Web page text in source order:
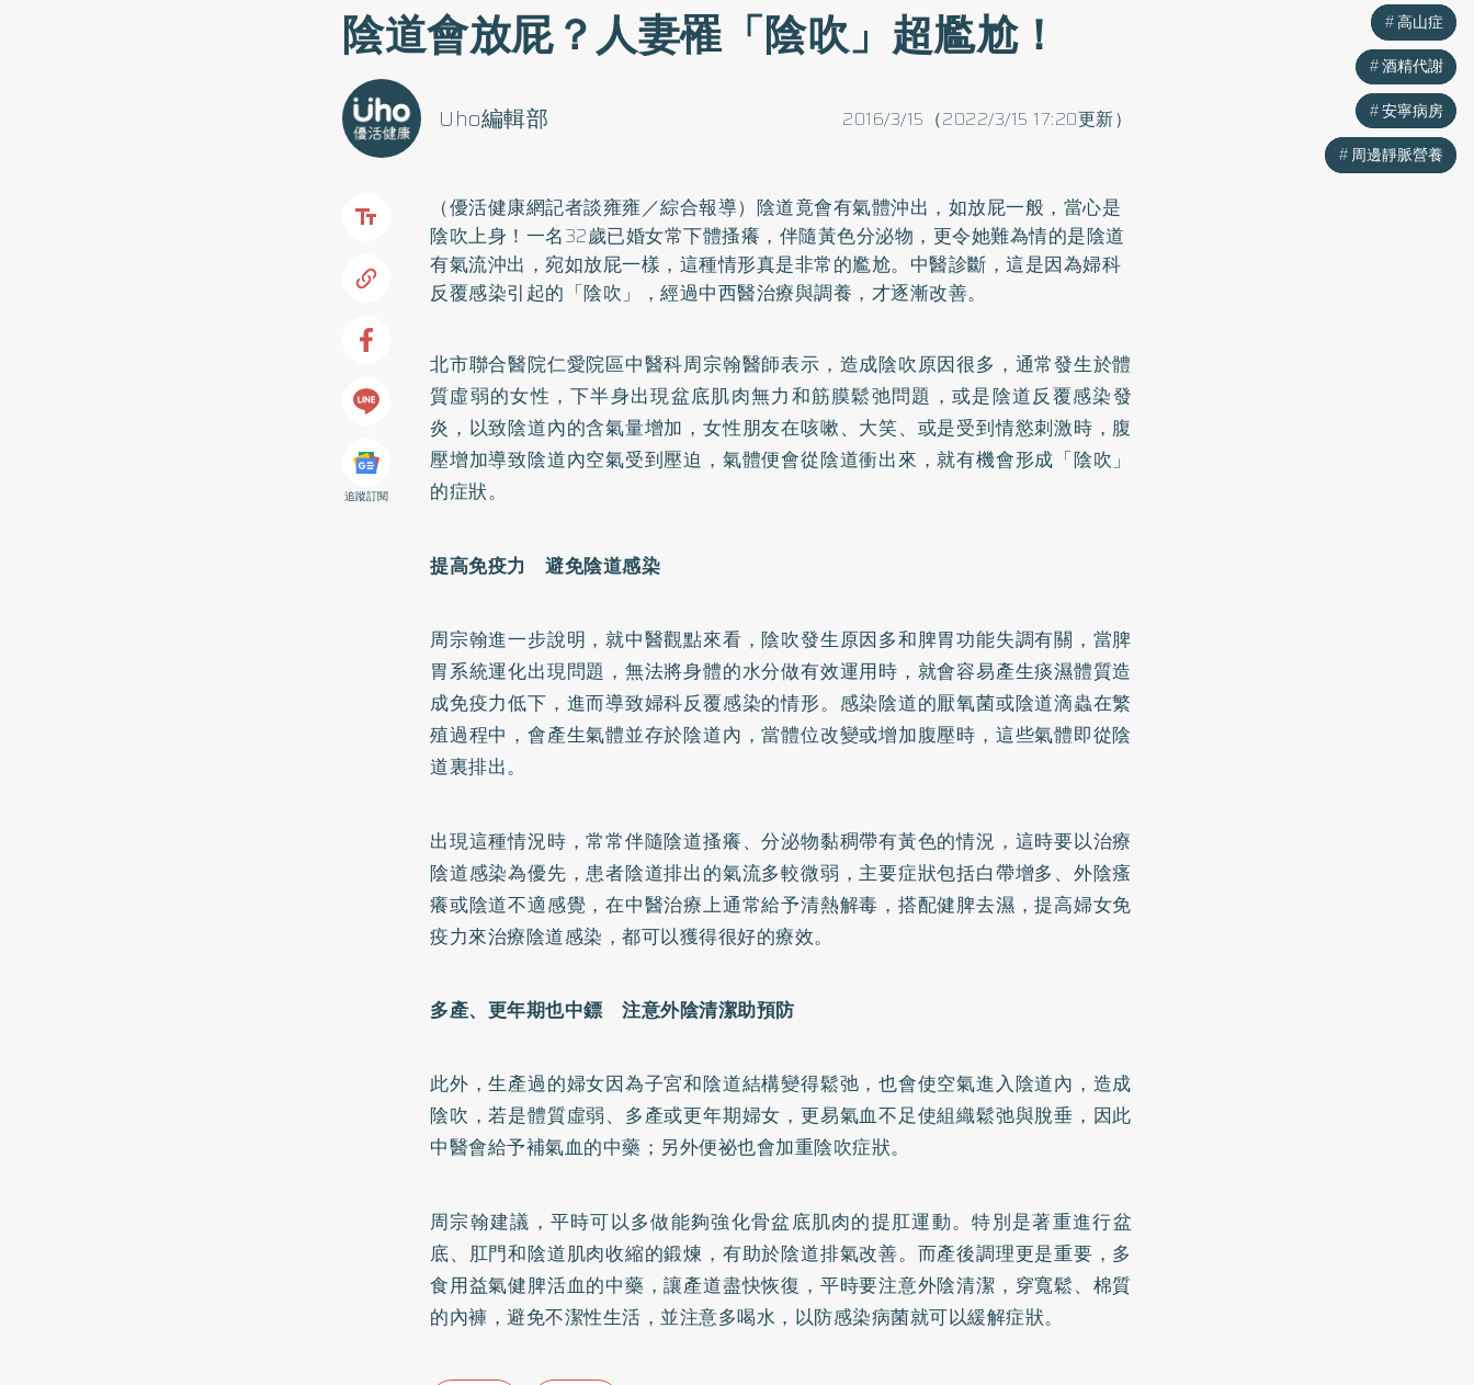
陰道會放屁？人妻罹「陰吹」超尷尬！
2016/3/15（2022/3/15 17:20更新）
Uho編輯部
追蹤訂閱
（優活健康網記者談雍雍／綜合報導）陰道竟會有氣體沖出，如放屁一般，當心是
陰吹上身！一名32歲已婚女常下體搔癢，伴隨黃色分泌物，更令她難為情的是陰道
有氣流沖出，宛如放屁一樣，這種情形真是非常的尷尬。中醫診斷，這是因為婦科
反覆感染引起的「陰吹」，經過中西醫治療與調養，才逐漸改善。
北市聯合醫院仁愛院區中醫科周宗翰醫師表示，造成陰吹原因很多，通常發生於體
質虛弱的女性，下半身出現盆底肌肉無力和筋膜鬆弛問題，或是陰道反覆感染發
炎，以致陰道內的含氣量增加，女性朋友在咳嗽、大笑、或是受到情慾刺激時，腹
壓增加導致陰道內空氣受到壓迫，氣體便會從陰道衝出來，就有機會形成「陰吹」
的症狀。
提高免疫力 避免陰道感染
周宗翰進一步說明，就中醫觀點來看，陰吹發生原因多和脾胃功能失調有關，當脾
胃系統運化出現問題，無法將身體的水分做有效運用時，就會容易產生痰濕體質造
成免疫力低下，進而導致婦科反覆感染的情形。感染陰道的厭氧菌或陰道滴蟲在繁
殖過程中，會產生氣體並存於陰道內，當體位改變或增加腹壓時，這些氣體即從陰
道裏排出。
出現這種情況時，常常伴隨陰道搔癢、分泌物黏稠帶有黃色的情況，這時要以治療
陰道感染為優先，患者陰道排出的氣流多較微弱，主要症狀包括白帶增多、外陰瘙
癢或陰道不適感覺，在中醫治療上通常給予清熱解毒，搭配健脾去濕，提高婦女免
疫力來治療陰道感染，都可以獲得很好的療效。
多產、更年期也中鏢 注意外陰清潔助預防
此外，生產過的婦女因為子宮和陰道結構變得鬆弛，也會使空氣進入陰道內，造成
陰吹，若是體質虛弱、多產或更年期婦女，更易氣血不足使組織鬆弛與脫垂，因此
中醫會給予補氣血的中藥；另外便祕也會加重陰吹症狀。
周宗翰建議，平時可以多做能夠強化骨盆底肌肉的提肛運動。特別是著重進行盆
底、肛門和陰道肌肉收縮的鍛煉，有助於陰道排氣改善。而產後調理更是重要，多
食用益氣健脾活血的中藥，讓產道盡快恢復，平時要注意外陰清潔，穿寬鬆、棉質
的內褲，避免不潔性生活，並注意多喝水，以防感染病菌就可以緩解症狀。
高山症
酒精代謝
安寧病房
周邊靜脈營養
高山症
酒精代謝
安寧病房
周邊靜脈營養